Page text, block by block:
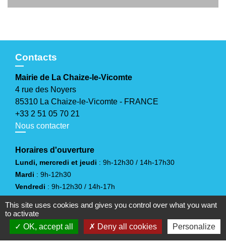
Contacts
Mairie de La Chaize-le-Vicomte
4 rue des Noyers
85310 La Chaize-le-Vicomte - FRANCE
+33 2 51 05 70 21
Nous contacter
Horaires d'ouverture
Lundi, mercredi et jeudi : 9h-12h30 / 14h-17h30
Mardi : 9h-12h30
Vendredi : 9h-12h30 / 14h-17h
This site uses cookies and gives you control over what you want
to activate
OK, accept all
Deny all cookies Personalize